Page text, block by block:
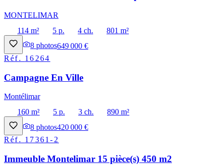
MONTELIMAR
114 m²
5 p. 4 ch.
801 m²
8 photos649 000 €
Réf. 16264
Campagne En Ville
Montélimar
160 m²
5 p. 3 ch.
890 m²
8 photos420 000 €
Réf. 17361-2
Immeuble Montelimar 15 pièce(s) 450 m2